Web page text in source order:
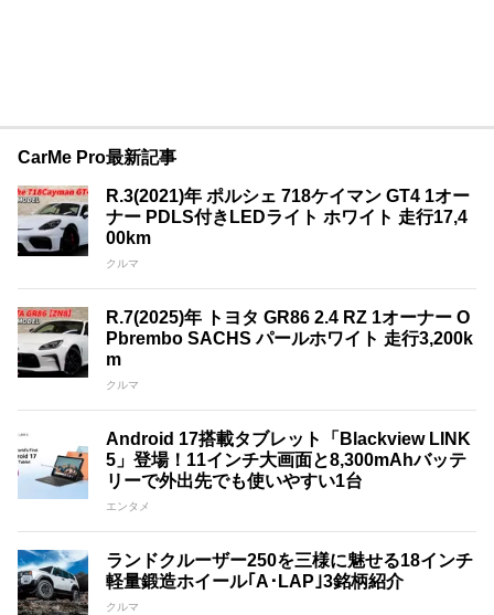
CarMe Pro最新記事
R.3(2021)年 ポルシェ 718ケイマン GT4 1オー
ナー PDLS付きLEDライト ホワイト 走行17,4
00km
クルマ
R.7(2025)年 トヨタ GR86 2.4 RZ 1オーナー O
Pbrembo SACHS パールホワイト 走行3,200k
m
クルマ
Android 17搭載タブレット「Blackview LINK
5」登場！11インチ大画面と8,300mAhバッテ
リーで外出先でも使いやすい1台
エンタメ
ランドクルーザー250を三様に魅せる18インチ
軽量鍛造ホイール｢A･LAP｣3銘柄紹介
クルマ